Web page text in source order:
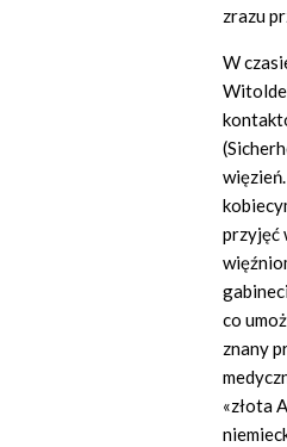
zrazu
W
przyjęć
co
znany
«złota